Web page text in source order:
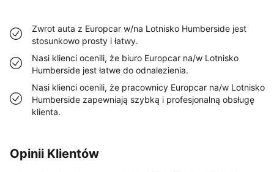
Zwrot auta z Europcar w/na Lotnisko Humberside jest
stosunkowo prosty i łatwy.
Nasi klienci ocenili, że biuro Europcar na/w Lotnisko
Humberside jest łatwe do odnalezienia.
Nasi klienci ocenili, że pracownicy Europcar na/w Lotnisko
Humberside zapewniają szybką i profesjonalną obsługę
klienta.
Opinii Klientów